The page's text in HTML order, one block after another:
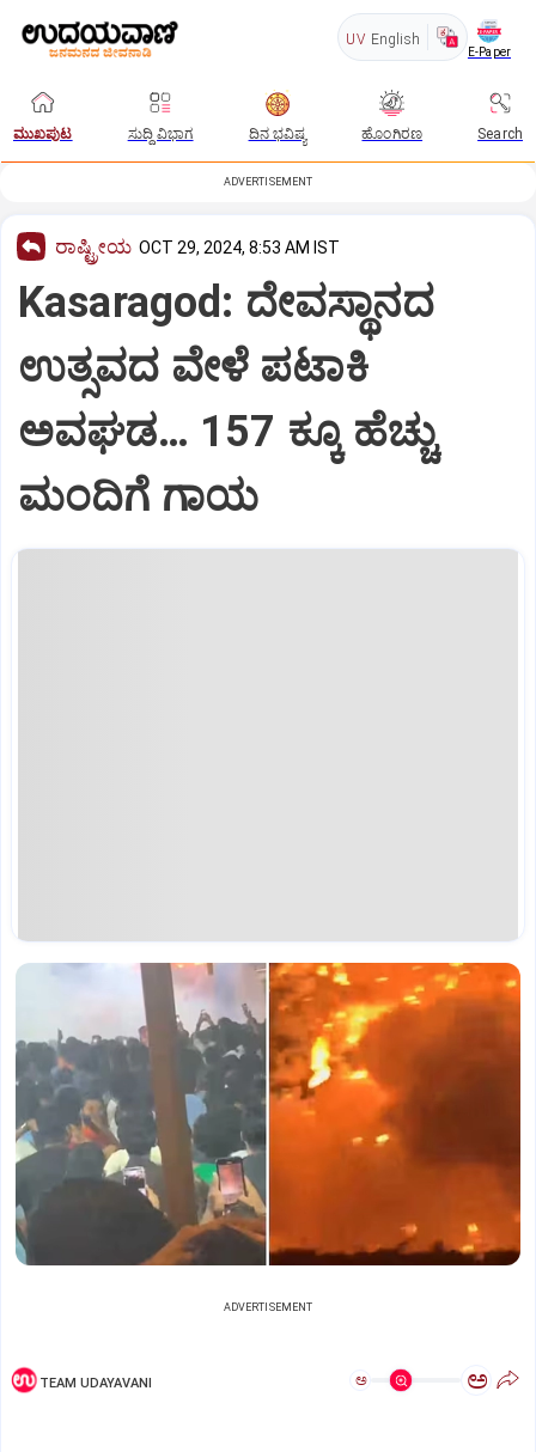
UV English
E-Paper
ಮುಖಪುಟ ಸುದ್ದಿ ವಿಭಾಗ ದಿನ ಭವಿಷ್ಯ ಹೊಂಗಿರಣ Search
ADVERTISEMENT
ರಾಷ್ಟ್ರೀಯ OCT 29, 2024, 8:53 AM IST
Kasaragod: ದೇವಸ್ಥಾನದ
ಉತ್ಸವದ ವೇಳೆ ಪಟಾಕಿ
ಅವಘಡ… 157 ಕ್ಕೂ ಹೆಚ್ಚು
ಮಂದಿಗೆ ಗಾಯ
ADVERTISEMENT
TEAM UDAYAVANI ಅ ಅ